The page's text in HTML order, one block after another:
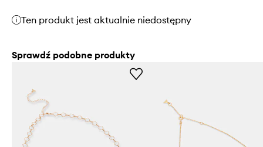
Ten produkt jest aktualnie niedostępny
Sprawdź podobne produkty